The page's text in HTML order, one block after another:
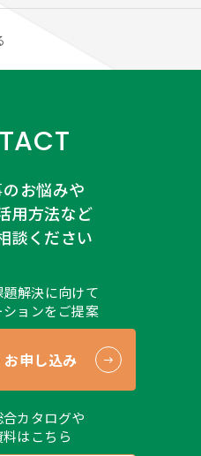
お悩みや
用方法など
談ください
解決に向けて
ョンをご提案
申し込み
カタログや
はこちら